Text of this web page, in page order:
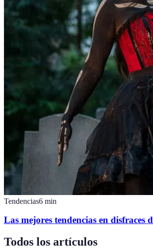
Tendencias6 min
Las mejores tendencias en disfraces
Todos los artículos